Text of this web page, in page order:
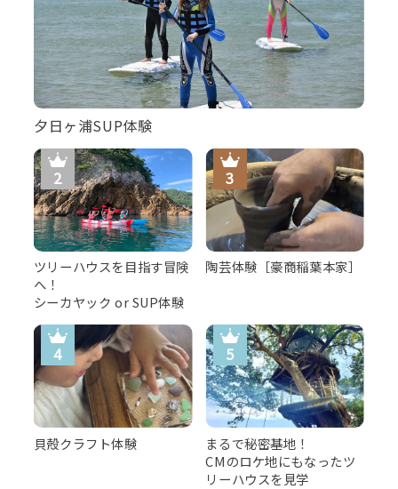
夕日ヶ浦SUP体験
ツリーハウスを目指す冒険
へ！
シーカヤック or SUP体験
陶芸体験［豪商稲葉本家］
貝殻クラフト体験
まるで秘密基地！
CMのロケ地にもなったツ
リーハウスを見学